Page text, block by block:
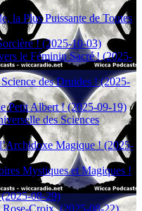
la Plus Puissante de Toutes
! (2025-10-03)
le Féminin Sacré ! (2025-
des Druides ! (2025-
Petit Albert ! (2025-09-19)
des Sciences
Magique ! (2025-
Mystiques et Magiques !
08-29)
Croix. (2025-08-22)